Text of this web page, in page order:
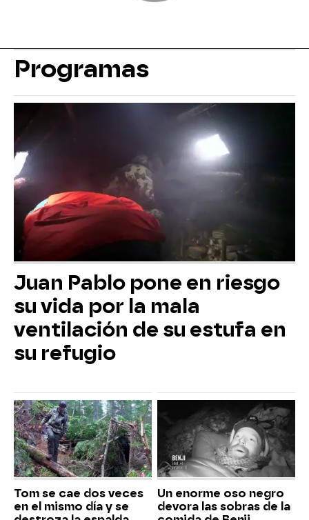
Programas
Juan Pablo pone en riesgo
su vida por la mala
ventilación de su estufa en
su refugio
Tom se cae dos veces
en el mismo día y se
Un enorme oso negro
devora las sobras de la